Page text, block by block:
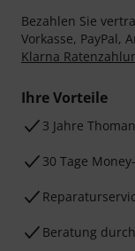
Bezahlen Sie
Vorkasse, PayPal,
Klarna
Ihre Vorteile
3 Jahre
30 Tage
Beratung